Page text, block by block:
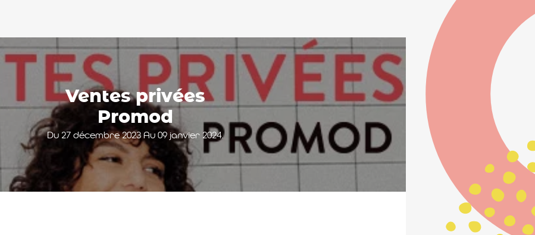
Ventes privées
Promod
Du 27 décembre 2023 Au 09 janvier 2024.